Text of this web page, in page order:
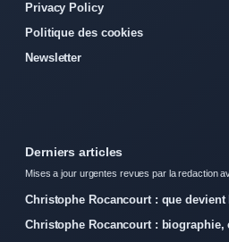
Privacy Policy
Politique des cookies
Newsletter
Derniers articles
Mises a jour urgentes revues par la redaction
Christophe Rocancourt : que devient
Christophe Rocancourt : biographie,